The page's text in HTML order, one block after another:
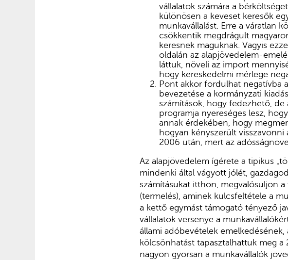
vállalatok számára a
különösen a keveset keresők
munkavállalást. Erre a váratlan
csökkentik megdrágult
keresnek maguknak. Vagyis
oldalán az alapjövedelem-
láttuk, növeli az import
hogy kereskedelmi mérlege
Pont akkor fordulhat negatívba
bevezetése a kormányzati
számítások, hogy fedezhető,
programja nyereséges lesz,
annak érdekében, hogy
hogyan kényszerült visszavonni
2006 után, mert az
Az alapjövedelem ígérete a tipikus
mindenki által vágyott jólét,
számításukat itthon, megvalósuljon
(termelés), aminek kulcsfeltétele a
a kettő egymást támogató tényező
vállalatok versenye a
állami adóbevételek emelkedésének,
kölcsönhatást tapasztalhattuk meg
nagyon gyorsan a munkavállalók